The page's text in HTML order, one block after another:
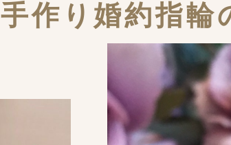
手作り婚約指輪